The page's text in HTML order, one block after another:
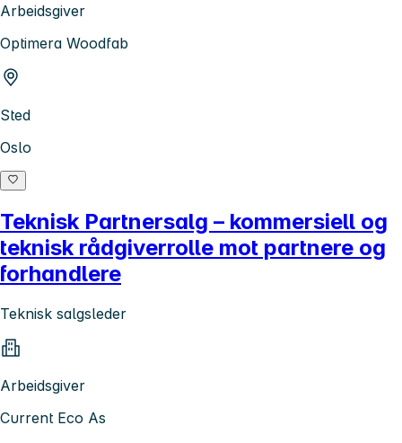
Arbeidsgiver
Optimera Woodfab
Sted
Oslo
Teknisk Partnersalg – kommersiell og
teknisk rådgiverrolle mot partnere og
forhandlere
Teknisk salgsleder
Arbeidsgiver
Current Eco As